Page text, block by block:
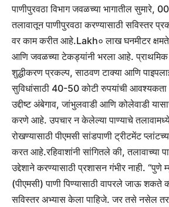
पाणीपुरवठा विभाग जवळच्या भागातील सुमारे,
तलावातून पाणीपुरवठा करण्यासाठी सविस्तर
वर काम करीत आहे.Lakh० लाख घनमीटर
आणि जवळच्या टेकड्यांनी भरला आहे. प्राथमिक
शुद्धीकरण प्रकल्प, साठवण टाक्या आणि
सुविधांसाठी 40-50 कोटी रुपयांची
उद्दीष्ट अंबेगाव, जांभुलवाडी आणि कोलेवाडी
करणे आहे. उपचार न केलेल्या पाण्याचे
रोखण्यासाठी पीएमसी सांडपाणी ट्रीटमेंट
करत आहे.रहिवाशांनी सांगितले की, तलावाच्या
उद्देशाने करण्यासाठी प्रशासन गंभीर नाही. “पुणे
(पीएमसी) पाणी पिण्यासाठी वापरले जाऊ शकते
सविस्तर अभ्यास केला पाहिजे. जर तसे नसेल तर